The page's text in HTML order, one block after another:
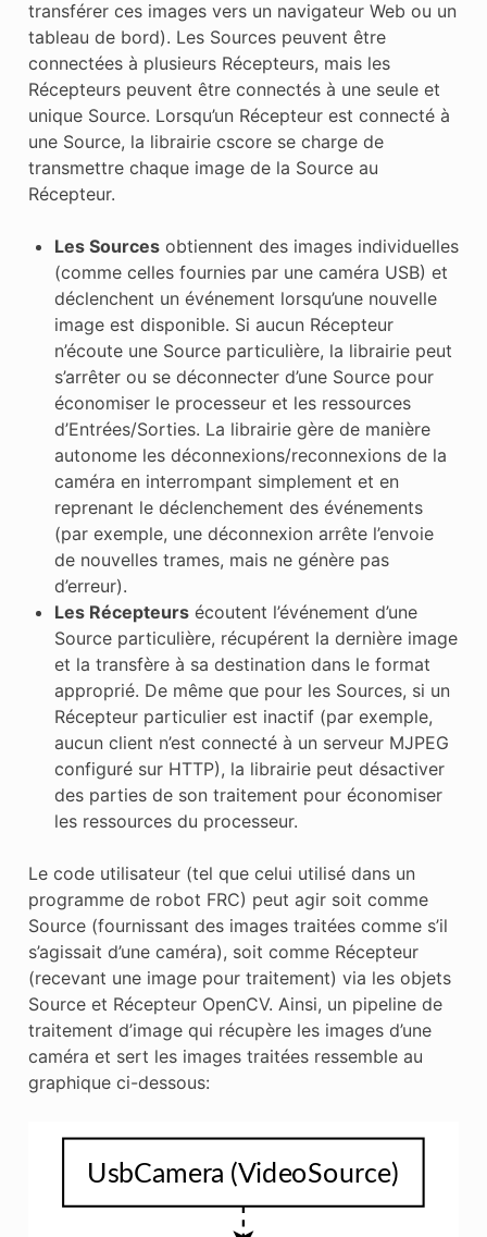
transférer ces images vers un navigateur Web ou un
tableau de bord). Les Sources peuvent être
connectées à plusieurs Récepteurs, mais les
Récepteurs peuvent être connectés à une seule et
unique Source. Lorsqu’un Récepteur est connecté à
une Source, la librairie cscore se charge de
transmettre chaque image de la Source au
Récepteur.
Les Sourcesobtiennent des images individuelles
(comme celles fournies par une caméra USB) et
déclenchent un événement lorsqu’une nouvelle
image est disponible. Si aucun Récepteur
n’écoute une Source particulière, la librairie peut
s’arrêter ou se déconnecter d’une Source pour
économiser le processeur et les ressources
d’Entrées/Sorties. La librairie gère de manière
autonome les déconnexions/reconnexions de la
caméra en interrompant simplement et en
reprenant le déclenchement des événements
(par exemple, une déconnexion arrête l’envoie
de nouvelles trames, mais ne génère pas
d’erreur).
Les Récepteursécoutent l’événement d’une
Source particulière, récupérent la dernière image
et la transfère à sa destination dans le format
approprié. De même que pour les Sources, si un
Récepteur particulier est inactif (par exemple,
aucun client n’est connecté à un serveur MJPEG
configuré sur HTTP), la librairie peut désactiver
des parties de son traitement pour économiser
les ressources du processeur.
Le code utilisateur (tel que celui utilisé dans un
programme de robot FRC) peut agir soit comme
Source (fournissant des images traitées comme s’il
s’agissait d’une caméra), soit comme Récepteur
(recevant une image pour traitement) via les objets
Source et Récepteur OpenCV. Ainsi, un pipeline de
traitement d’image qui récupère les images d’une
caméra et sert les images traitées ressemble au
graphique ci-dessous: